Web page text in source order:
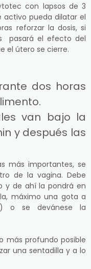
con lapsos de 3
activo pueda dilatar el
reforzar la dosis, si
pasará el efecto del
el útero se cierre.
dos horas
van bajo la
y después las
más importantes, se
de la vagina. Debe
y de ahí la pondrá en
máximo una gota a
o se devánese la
más profundo posible
una sentadilla y a lo